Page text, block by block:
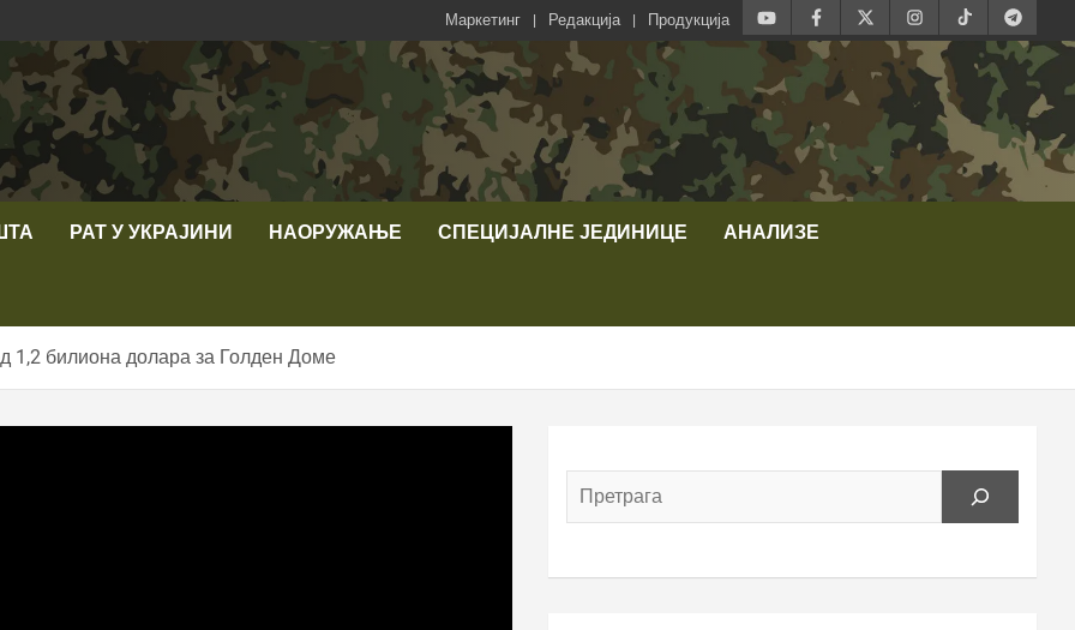
Маркетинг Редакција Продукција
РАТ У УКРАЈИНИ НАОРУЖАЊЕ СПЕЦИЈАЛНЕ ЈЕДИНИЦЕ АНАЛИЗЕ
1,2 билиона долара за Голден Доме